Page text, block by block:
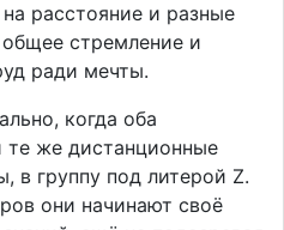
расстояние и разные
стремление и
ради мечты.
когда оба
те же дистанционные
в группу под литерой Z.
они начинают своё